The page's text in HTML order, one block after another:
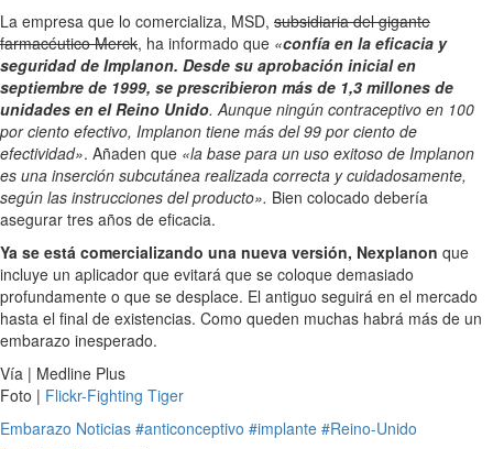
La empresa que lo comercializa, MSD, subsidiaria del gigante
farmacéutico Merck, ha informado que «confía en la eficacia y
seguridad de Implanon. Desde su aprobación inicial en
septiembre de 1999, se prescribieron más de 1,3 millones de
unidades en el Reino Unido. Aunque ningún contraceptivo en 100
por ciento efectivo, Implanon tiene más del 99 por ciento de
efectividad». Añaden que «la base para un uso exitoso de Implanon
es una inserción subcutánea realizada correcta y cuidadosamente,
según las instrucciones del producto». Bien colocado debería
asegurar tres años de eficacia.
Ya se está comercializando una nueva versión, Nexplanon que
incluye un aplicador que evitará que se coloque demasiado
profundamente o que se desplace. El antiguo seguirá en el mercado
hasta el final de existencias. Como queden muchas habrá más de un
embarazo inesperado.
Vía | Medline Plus
Foto | Flickr-Fighting Tiger
Embarazo Noticias #anticonceptivo #implante #Reino-Unido